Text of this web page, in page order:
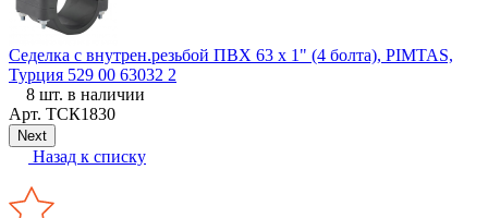
Седелка с внутрен.резьбой ПВХ 63 х 1" (4 болта), PIMTAS,
Турция 529 00 63032 2
8 шт. в наличии
Арт. ТСК1830
Next
Назад к списку